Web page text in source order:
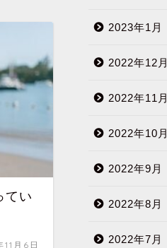
てい
月6日
2023年1月
2022年12月
2022年11月
2022年10月
2022年9月
2022年8月
2022年7月